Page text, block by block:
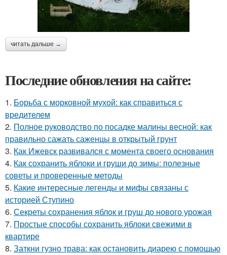
читать дальше →
Последние обновления на сайте:
1. Борьба с морковной мухой: как справиться с
вредителем
2. Полное руководство по посадке малины весной: как
правильно сажать саженцы в открытый грунт
3. Как Ижевск развивался с момента своего основания
4. Как сохранить яблоки и груши до зимы: полезные
советы и проверенные методы
5. Какие интересные легенды и мифы связаны с
историей Ступино
6. Секреты сохранения яблок и груш до нового урожая
7. Простые способы сохранить яблоки свежими в
квартире
8. Заткни гузно трава: как остановить диарею с помощью